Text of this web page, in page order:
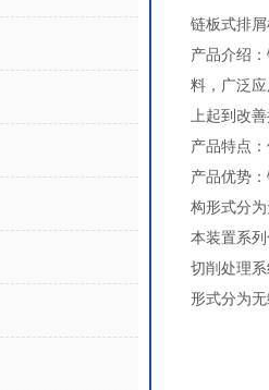
链板式排
产品介绍
料，广泛
上起到改
产品特点
产品优势
构形式分
本装置系
切削处理
形式分为